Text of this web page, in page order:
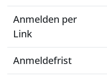
Anmelden per
Link
Anmeldefrist